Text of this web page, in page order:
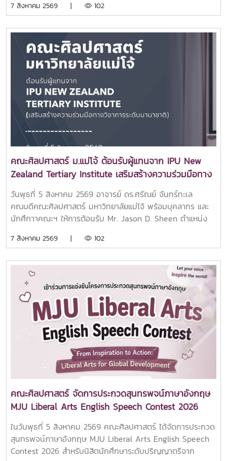
แสดงจากตัวแทนนักศึกษาชั้นปีที่ 1 ของแต่ละสาขาวิชา ท่ามกลาง
มหาวิทยาลัยแม่โจ้โอกาสนี้ได้รับเกียรติจาก อาจารย์ ดร.ศรัณย์
จันทร์ทะเล คณบดีคณะศิลปศาสตร์ เป็นประธานในพิธีเปิด
กิจกรรม พร้อมกล่าวต้อนรับและให้โอวาทแก่นักศึกษาใหม่ เพื่อ
สร้างขวัญกำลังใจในการเริ่มต้นชีวิตในรั้วมหาวิทยาลัย และส่ง
เสริมการมีส่วนร่วมในกิจกรรมของคณะกิจกรรมดังกล่าวสะท้อน
ถึงความมุ่งมั่นของคณะศิลปศาสตร์ในการส่งเสริมการพัฒนา
นักศึกษาให้มีทั้งความรู้ ความสามารถ ทักษะการทำงานร่วมกับผู้
อื่น และความภาคภูมิใจในการเป็นส่วนหนึ่งของครอบครัว
ศิลปศาสตร์ มหาวิทยาลัยแม่โจ้ ผ่านกิจกรรมสร้างสรรค์ที่ช่วย
เสริมสร้างความผูกพันระหว่างรุ่นพี่และรุ่นน้องอย่างอบอุ่นและ
ประทับใจ.ขอบคุณภาพบรรยากาศจากน้องๆ ทีมสโมสรนักศึกษา
ศิลปศาสตร์ แม่โจ้
7 สิงหาคม 2569 | 102
คณะศิลปศาสตร์ ม.แม่โจ้ ต้อนรับผู้แทนจาก IPU New
Zealand Tertiary Institute เสริมสร้างความร่วมมือทาง
วิชาการระดับนานาชาติ
วันพุธที่ 5 สิงหาคม 2569 อาจารย์ ดร.ศรัณย์ จันทร์ทะเล
คณบดีคณะศิลปศาสตร์ มหาวิทยาลัยแม่โจ้ พร้อมบุคลากร และ
นักศึกาาคณะฯ ให้การต้อนรับ Mr. Jason D. Sheen ตำแหน่ง
Institute ประเทศนิวซีแลนด์ ณ ห้อง 404 อาคารประเสริฐ ณ
Mr. Jason D. Sheen ได้ร่วมแลกเปลี่ยนและแนะนำข้อมูลด้านการ
ศึกษาที่ IPU New Zealand Tertiary Institute ให้กับนักศึกษา
คณะฯ พร้อมทั้งได้ร่วมการลงนามความร่วมมือ MOU กับทาง
มหาวิทยาลัยแม่โจ้ โดยคณะศิลปศาสตร์ร่วมเป็นพยานในการลง
นามครั้งนี้คณะศิลปศาสตร์ มหาวิทยาลัยแม่โจ้ มุ่งมั่นในการขยาย
เครือข่ายความร่วมมือกับสถาบันการศึกษาชั้นนำจากต่างประเทศ
เพื่อเปิดโอกาสให้นักศึกษาและบุคลากรได้พัฒนาศักยภาพด้าน
วิชาการ ภาษา และทักษะความเป็นพลเมืองโลก พร้อมยกระดับ
คุณภาพการศึกษาให้สอดคล้องกับบริบทสากลอย่างยั่งยืน
7 สิงหาคม 2569 | 102
คณะศิลปศาสตร์ จัดการประกวดสุนทรพจน์ภาษาอังกฤษ
MJU Liberal Arts English Speech Contest 2026
ในวันพุธที่ 5 สิงหาคม 2569 คณะศิลปศาสตร์ ได้จัดการประกวด
สุนทรพจน์ภาษาอังกฤษ MJU Liberal Arts English Speech
Contest 2026 สำหรับนิสิตนักศึกษาระดับปริญญาตรีจาก